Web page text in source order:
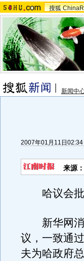
搜狐
新闻中
2007年01月11日02:34
来源
哈议会批
新华网消
议，一致通
夫为哈政府